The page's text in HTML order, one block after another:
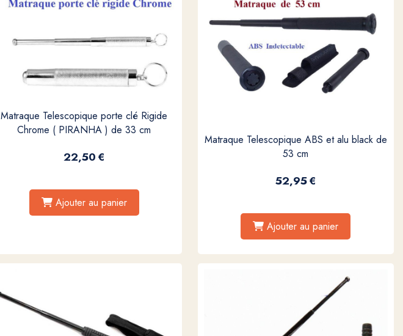
Matraque Telescopique porte clé Rigide
Chrome ( PIRANHA ) de 33 cm
22,50€
Ajouter au panier
Matraque Telescopique ABS et alu black de
53 cm
52,95€
Ajouter au panier